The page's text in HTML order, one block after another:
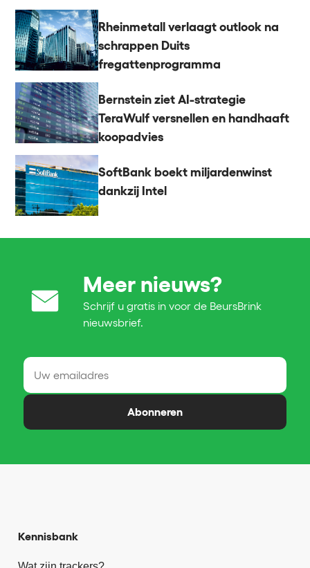
Rheinmetall verlaagt outlook na
schrappen Duits
fregattenprogramma
Bernstein ziet AI-strategie
TeraWulf versnellen en handhaaft
koopadvies
SoftBank boekt miljardenwinst
dankzij Intel
Meer nieuws?
Schrijf u gratis in voor de BeursBrink
nieuwsbrief.
Abonneren
Kennisbank